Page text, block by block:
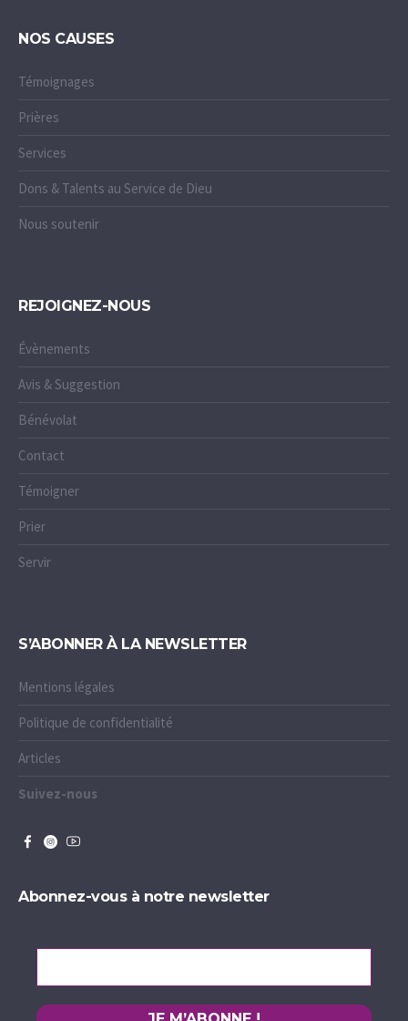
NOS CAUSES
Témoignages
Prières
Services
Dons & Talents au Service de Dieu
Nous soutenir
REJOIGNEZ-NOUS
Évènements
Avis & Suggestion
Bénévolat
Contact
Témoigner
Prier
Servir
S’ABONNER À LA NEWSLETTER
Mentions légales
Politique de confidentialité
Articles
Suivez-nous
Abonnez-vous à notre newsletter